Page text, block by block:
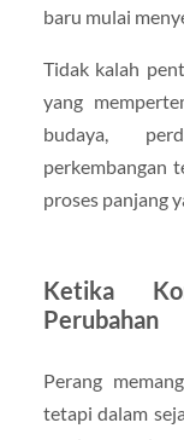
baru mulai
Tidak kalah
yang
budaya,
perkembangan
proses panjang
Ketika
Perubahan
Perang
tetapi dalam